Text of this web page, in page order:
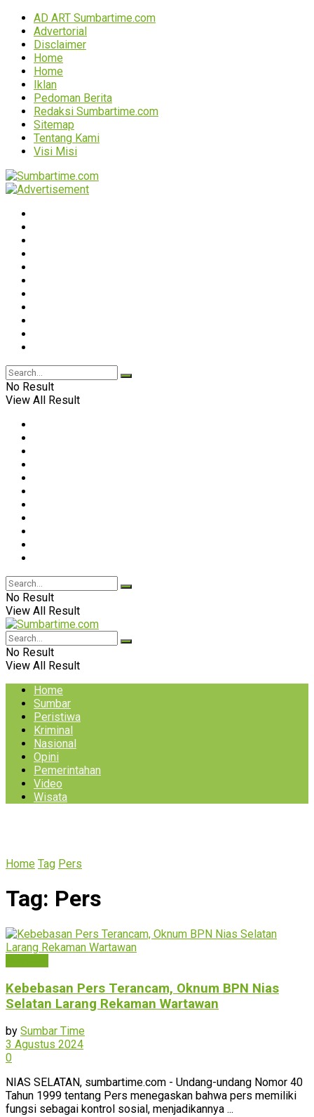
AD ART Sumbartime.com
Advertorial
Disclaimer
Home
Home
Iklan
Pedoman Berita
Redaksi Sumbartime.com
Sitemap
Tentang Kami
Visi Misi
No Result
View All Result
No Result
View All Result
No Result
View All Result
Home
Sumbar
Peristiwa
Kriminal
Nasional
Opini
Pemerintahan
Video
Wisata
Home Tag Pers
Tag: Pers
Kebebasan Pers Terancam, Oknum BPN Nias
Selatan Larang Rekaman Wartawan
by Sumbar Time
3 Agustus 2024
0
NIAS SELATAN, sumbartime.com - Undang-undang Nomor 40
Tahun 1999 tentang Pers menegaskan bahwa pers memiliki
fungsi sebagai kontrol sosial, menjadikannya ...